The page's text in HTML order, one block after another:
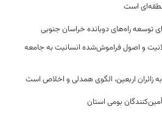
است
و اصول فراموش‌شده انسانیت به جامعه
زائران اربعین، الگوی همدلی و اخلاص است
بومی استان